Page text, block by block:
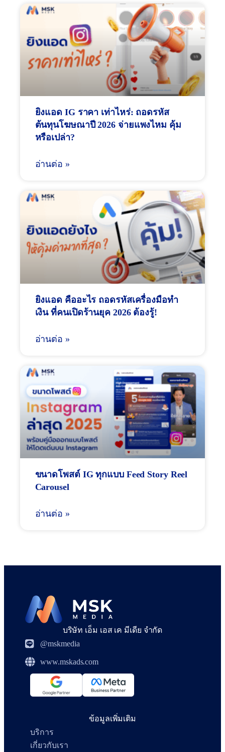
ยิงแอด IG ราคา เท่าไหร่: ถอดรหัส
ต้นทุนโฆษณาปี 2026 จ่ายแพงไหม คุ้ม
หรือเปล่า?
อ่านต่อ »
ยิงแอด คืออะไร ถอดรหัสเครื่องมือทำ
เงิน ที่คนเปิดร้านยุค 2026 ต้องรู้!
อ่านต่อ »
ขนาดโพสต์ IG ทุกแบบ Feed Story Reel
Carousel
อ่านต่อ »
บริษัท เอ็ม เอส เค มีเดีย จำกัด
@mskmedia
www.mskads.com
ข้อมูลเพิ่มเติม
บริการ
เกี่ยวกับเรา